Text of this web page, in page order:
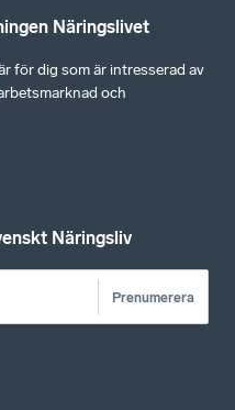
Näringslivet
för dig som är intresserad av
och
Näringsliv
Prenumerera